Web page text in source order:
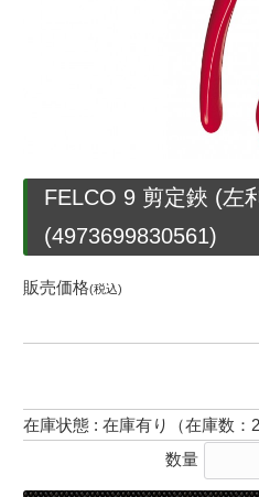
FELCO 9 剪定鋏 (左
(4973699830561)
販売価格(税込)
在庫状態 : 在庫有り（在庫数：2
数量